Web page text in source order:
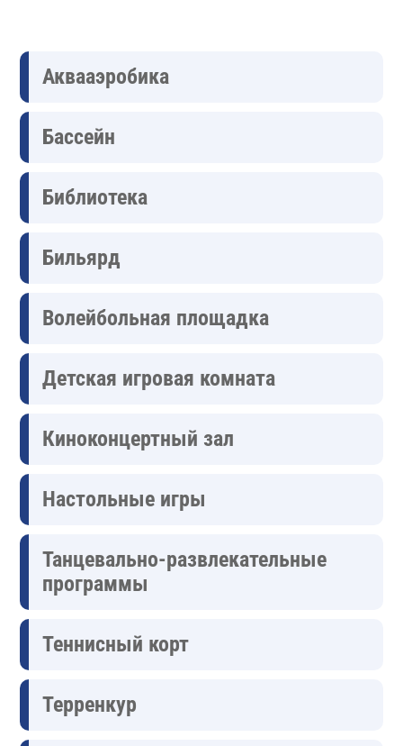
Аквааэробика
Бассейн
Библиотека
Бильярд
Волейбольная площадка
Детская игровая комната
Киноконцертный зал
Настольные игры
Танцевально-развлекательные
программы
Теннисный корт
Терренкур